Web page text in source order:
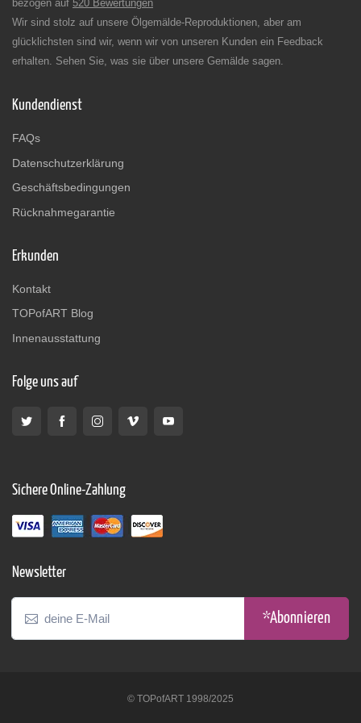
bezogen auf 520 Bewertungen
Wir sind stolz auf unsere Ölgemälde-Reproduktionen, aber am
glücklichsten sind wir, wenn wir von unseren Kunden ein Feedback
erhalten. Sehen Sie, was sie über unsere Gemälde sagen.
Kundendienst
FAQs
Datenschutzerklärung
Geschäftsbedingungen
Rücknahmegarantie
Erkunden
Kontakt
TOPofART Blog
Innenausstattung
Folge uns auf
Sichere Online-Zahlung
Newsletter
*Abonnieren
© TOPofART 1998/2025